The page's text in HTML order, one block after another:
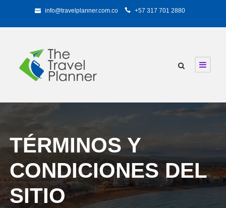
info@travelplanner.com.co +57 317 701 2880
TÉRMINOS Y
CONDICIONES DEL
SITIO